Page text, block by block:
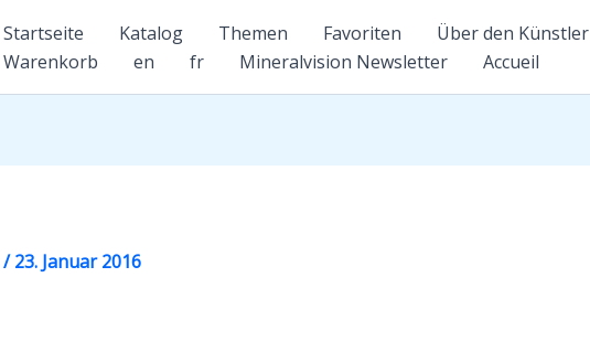
Startseite Katalog Themen Favoriten Über den Künstler
Warenkorb
en fr Mineralvision Newsletter Accueil
/23. Januar 2016